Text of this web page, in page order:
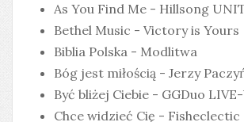
As You Find Me - Hillsong
Bethel Music - Victory is Yours
Biblia Polska - Modlitwa
Bóg jest miłością - Jerzy
Być bliżej Ciebie - GGDuo
Chce widzieć Cię - Fisheclectic